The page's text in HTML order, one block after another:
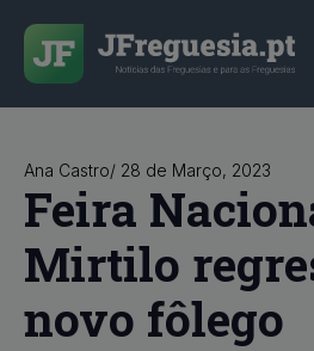
Ana Castro/ 28 de Março, 2023
Feira
Mirtilo
novo fôlego